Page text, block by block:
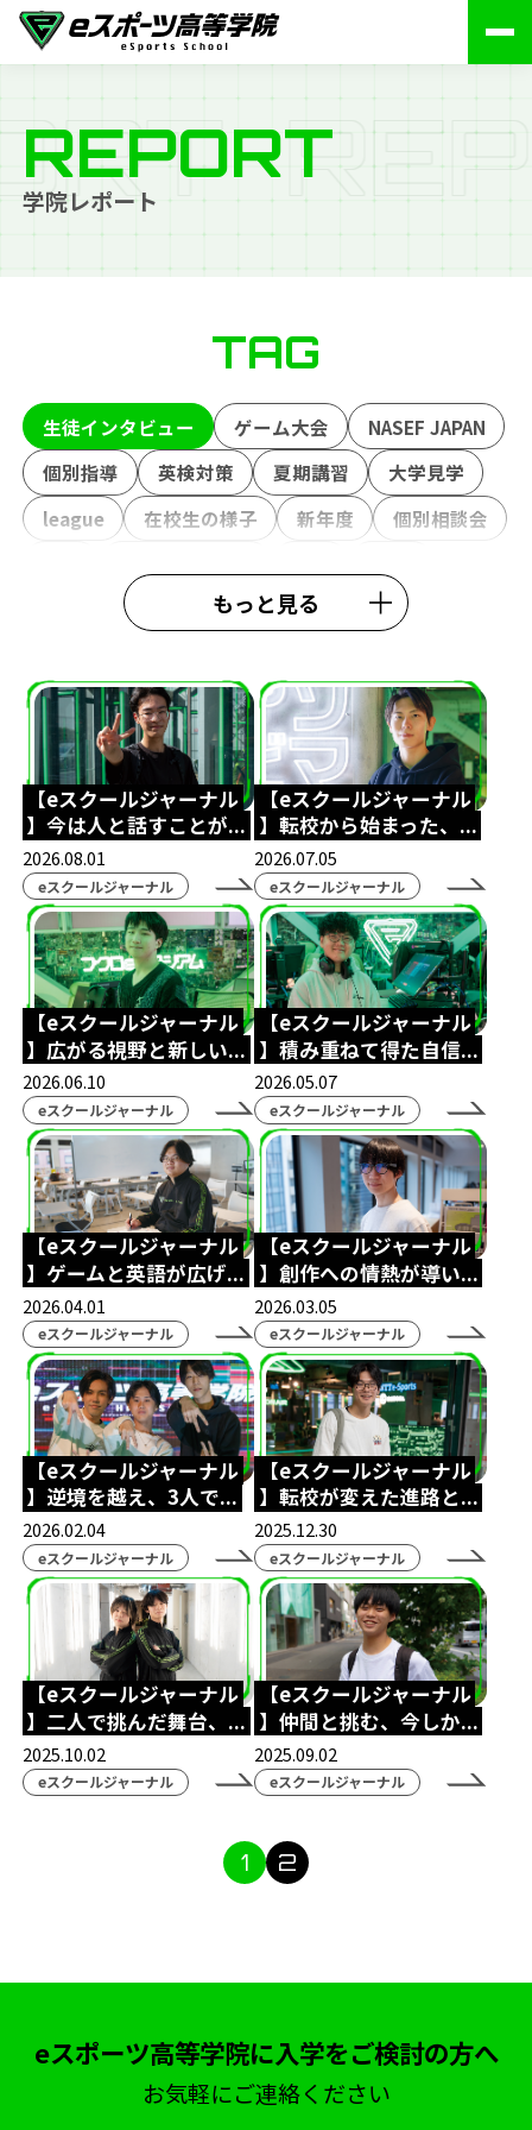
RT R E P
REPORT
学院レポート
TAG
ゲーム大会
NASEF JAPAN
個別指導
英検対策 夏期講習
大学見学
league
在校生の様子 新年度
個別相談会
e日本代表
熊本校
大会結果
#esportshighighschool
#TexasChristianUniversity
鹿児島eスポーツ
鹿児島通信制高校
スクールアドバイザー
外部理事
鈴木おさむ 春期講習
行事
模試
ガリットチュウ福島善成 柔術
#TIE
TIEWIN
APEX
ボランティア活動
ストリートファイター6
カゴシマeスタジアム
全日本高校eスポーツ選手権
ボードゲーム
コミュニケーション
ポケモンユナイト
北熊本駐屯地
陸上自衛隊
NASEF
熊本シティエフエム
ラジオ
Wワーク
世界大会
VARORANT
NTTe-Sports
大会運営
SS熊本 saishunkansol
熊本
ウメハラ
ストリートファイター
ふくおか経済
専門高校
修学旅行
課外授業
体験会
eスクールジャーナル
横浜開港祭
パシフィコ横浜
ハーバーラウンジ
ハマフェス
横浜
eスポーツ協会
木村県知事
くまモン
ガリットチュウ
スザンヌ
第五人格
REJECT Arneb
生徒インタビュー
天才こまる
アソビマクレ
国際交流 英語
親睦会
テキサスクリスチャン大学
eスポーツ英会話
ゲームトレーニング
GT 超入学式
eスポーツ交流
大会観戦
パブリックビューイング
太鼓の達人
博多
九州 博多駅 福岡
博多マルイ
ハリーポッター
アラジン
劇
もっと見る
【eスクールジャーナル
】今は人と話すことが...
2026.08.01
eスクールジャーナル
【eスクールジャーナル
】転校から始まった、...
2026.07.05
eスクールジャーナル
【eスクールジャーナル
】広がる視野と新しい...
2026.06.10
eスクールジャーナル
【eスクールジャーナル
】積み重ねて得た自信...
2026.05.07
eスクールジャーナル
【eスクールジャーナル
】ゲームと英語が広げ...
2026.04.01
eスクールジャーナル
【eスクールジャーナル
】創作への情熱が導い...
2026.03.05
eスクールジャーナル
【eスクールジャーナル
】逆境を越え、3人で...
2026.02.04
eスクールジャーナル
【eスクールジャーナル
】転校が変えた進路と...
2025.12.30
eスクールジャーナル
【eスクールジャーナル
】二人で挑んだ舞台、...
2025.10.02
eスクールジャーナル
【eスクールジャーナル
】仲間と挑む、今しか...
2025.09.02
eスクールジャーナル
1 2
eスポーツ高等学院に入学をご検討の方へ
お気軽にご連絡ください